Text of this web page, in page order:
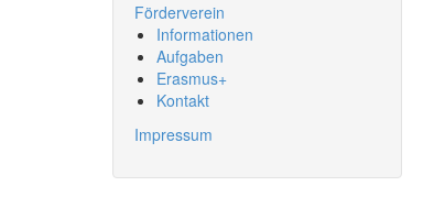
Förderverein
Informationen
Aufgaben
Erasmus+
Kontakt
Impressum